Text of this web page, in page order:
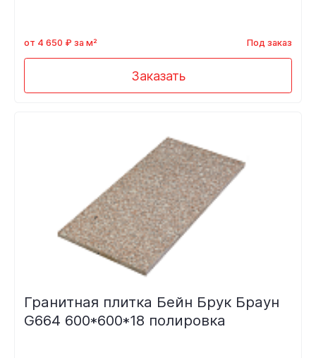
от 4 650 ₽ за м² Под заказ
Заказать
Гранитная плитка Бейн Брук Браун
G664 600*600*18 полировка